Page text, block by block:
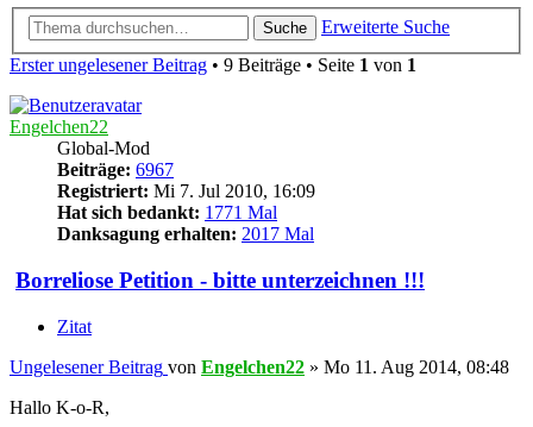
Suche
Erweiterte Suche
Erster ungelesener Beitrag • 9 Beiträge • Seite 1 von 1
Engelchen22
Global-Mod
Beiträge: 6967
Registriert: Mi 7. Jul 2010, 16:09
Hat sich bedankt: 1771 Mal
Danksagung erhalten: 2017 Mal
Borreliose Petition - bitte unterzeichnen !!!
Zitat
Ungelesener Beitrag von Engelchen22 » Mo 11. Aug 2014, 08:48
Hallo K-o-R,